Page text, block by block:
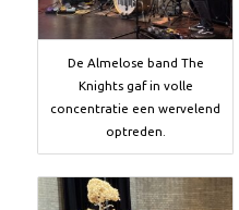
De Almelose band The
Knights gaf in volle
concentratie een wervelend
optreden.